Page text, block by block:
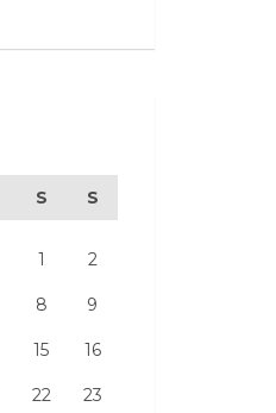
S S
1 2
8 9
15 16
22 23